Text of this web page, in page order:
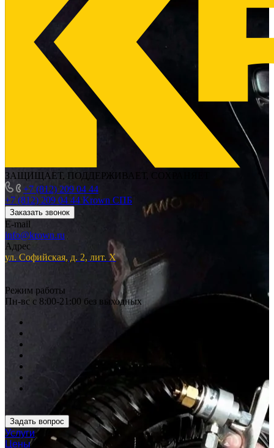
ЗАЩИЩАЕТ, ПОДДЕРЖИВАЕТ, СОХРАНЯЕТ
+7 (812) 209 04 44
+7 (812) 209 04 44 Krown СПБ
Заказать звонок
E-mail
info@krown.ru
Адрес
ул. Софийская, д. 2, лит. Х
Режим работы
Пн-вс с 8:00-21:00 без выходных
Задать вопрос
Услуги
Цены